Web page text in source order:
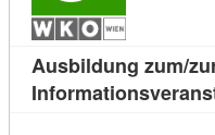
Ausbildung zum/